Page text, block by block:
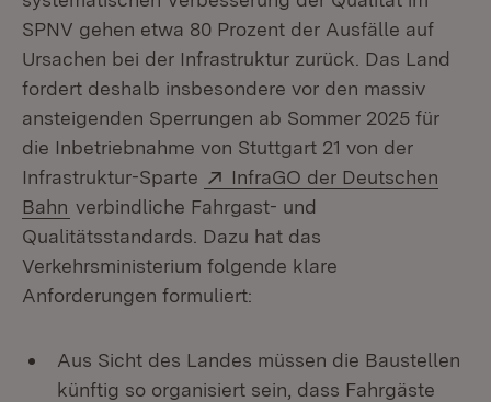
SPNV gehen etwa 80 Prozent der Ausfälle auf
Ursachen bei der Infrastruktur zurück. Das Land
fordert deshalb insbesondere vor den massiv
ansteigenden Sperrungen ab Sommer 2025 für
die Inbetriebnahme von Stuttgart 21 von der
Infrastruktur-Sparte
Extern:
InfraGO der Deutschen
Bahn (Öffnet in neuem Fenster)
verbindliche Fahrgast- und
Qualitätsstandards. Dazu hat das
Verkehrsministerium folgende klare
Anforderungen formuliert:
Aus Sicht des Landes müssen die Baustellen
künftig so organisiert sein, dass Fahrgäste